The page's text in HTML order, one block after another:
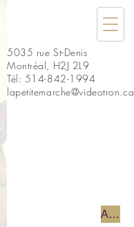
5035 rue St-Denis
Montréal, H2J 2L9
Tél: 514-842-1994
lapetitemarche@videotron.ca
Accueil